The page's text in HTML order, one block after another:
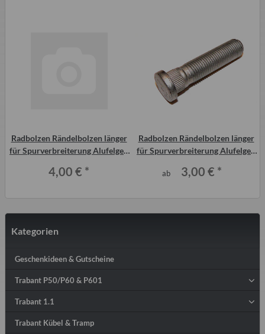
Radbolzen Rändelbolzen länger
für Spurverbreiterung Alufelgen
4,00 € *
Radbolzen Rändelbolzen länger
für Spurverbreiterung Alufelgen
ab 3,00 € *
Kategorien
Geschenkideen & Gutscheine
Trabant P50/P60 & P601
Trabant 1.1
Trabant Kübel & Tramp